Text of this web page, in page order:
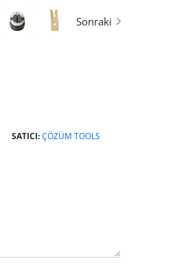
Sonraki
SATICI:ÇÖZÜM TOOLS